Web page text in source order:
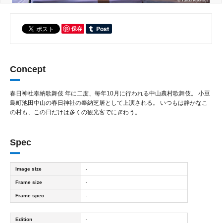
保存
Concept
春日神社奉納歌舞伎 年に二度、毎年10月に行われる中山農村歌舞伎。 小豆
島町池田中山の春日神社の奉納芝居として上演される。 いつもは静かなこ
の村も、この日だけは多くの観光客でにぎわう。
Spec
Image size -
Frame size -
Frame spec -
Edition -